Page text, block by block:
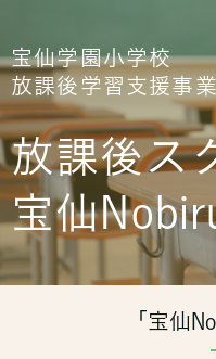
宝仙学園小学校
放課後学習支援事業
放課後ス
宝仙
「宝仙